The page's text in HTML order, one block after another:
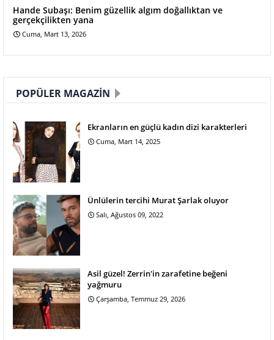
Hande Subaşı: Benim güzellik algım doğallıktan ve
gerçekçilikten yana
Cuma, Mart 13, 2026
POPÜLER MAGAZIN
Ekranların en güçlü kadın dizi karakterleri
Cuma, Mart 14, 2025
Ünlülerin tercihi Murat Şarlak oluyor
Salı, Ağustos 09, 2022
Asil güzel! Zerrin'in zarafetine beğeni
yağmuru
Çarşamba, Temmuz 29, 2026